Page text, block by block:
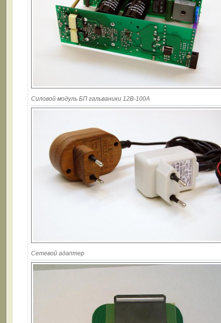
Силовой модуль БП гальваники 12В-100А
Сетевой адаптер